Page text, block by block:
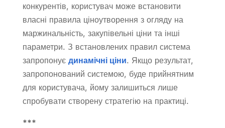
конкурентів, користувач може встановити
власні правила ціноутворення з огляду на
маржинальність, закупівельні ціни та інші
параметри. З встановлених правил система
запропонує динамічні ціни. Якщо результат,
запропонований системою, буде прийнятним
для користувача, йому залишиться лише
спробувати створену стратегію на практиці.
***